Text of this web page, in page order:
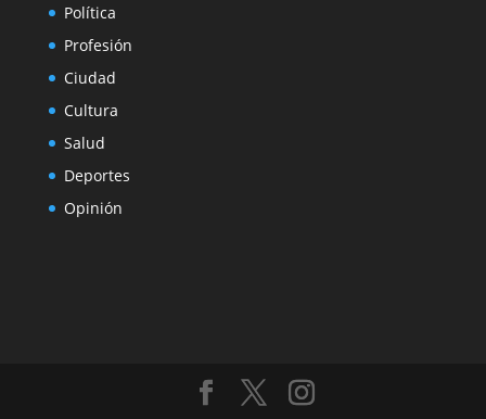
Política
Profesión
Ciudad
Cultura
Salud
Deportes
Opinión